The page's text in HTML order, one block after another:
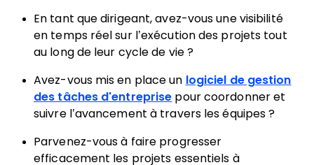
En tant que dirigeant, avez-vous une visibilité
en temps réel sur l’exécution des projets tout
au long de leur cycle de vie ?
Avez-vous mis en place un logiciel de gestion
des tâches d'entreprise pour coordonner et
suivre l’avancement à travers les équipes ?
Parvenez-vous à faire progresser
efficacement les projets essentiels à